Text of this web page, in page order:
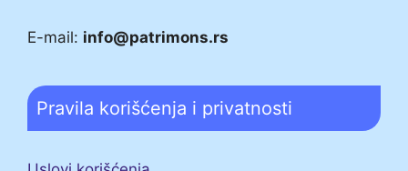
E-mail: info@patrimons.rs
Pravila korišćenja i privatnosti